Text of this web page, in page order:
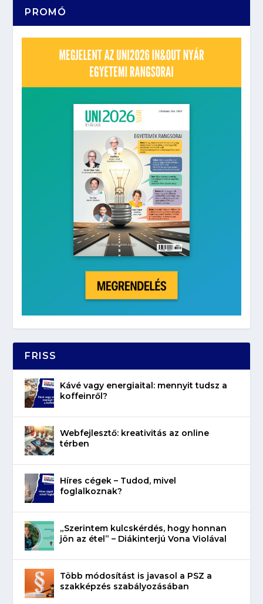
PROMÓ
FRISS
Kávé vagy energiaital: mennyit tudsz a
koffeinről?
Webfejlesztő: kreativitás az online
térben
Híres cégek – Tudod, mivel
foglalkoznak?
„Szerintem kulcskérdés, hogy honnan
jön az étel” – Diákinterjú Vona Violával
Több módosítást is javasol a PSZ a
szakképzés szabályozásában